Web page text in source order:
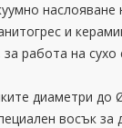
наслояване
и
работа на сухо
диаметри до
восък за